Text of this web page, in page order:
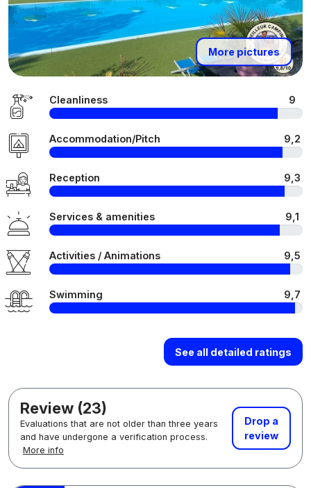
More pictures
Cleanliness 9
Accommodation/Pitch 9,2
Reception 9,3
Services & amenities 9,1
Activities / Animations 9,5
Swimming 9,7
See all detailed ratings
Review (23)
Evaluations that are not older than three years
and have undergone a verification process.
More info
Drop a
review